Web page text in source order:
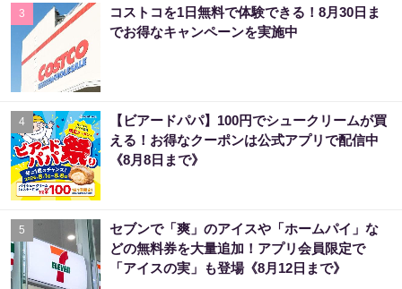
3
コストコを1日無料で体験できる！8月30日ま
でお得なキャンペーンを実施中
4
【ビアードパパ】100円でシュークリームが買
える！お得なクーポンは公式アプリで配信中
《8月8日まで》
5
セブンで「爽」のアイスや「ホームパイ」な
どの無料券を大量追加！アプリ会員限定で
「アイスの実」も登場《8月12日まで》